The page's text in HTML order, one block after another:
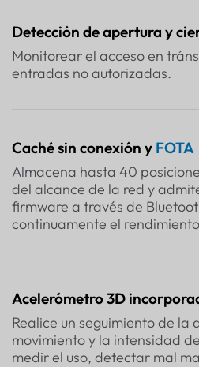
Detección de apertura y
Monitorear el acceso en
entradas no autorizadas.
Caché sin conexión y FOTA
Almacena hasta 40
del alcance de la red y
firmware a través de
continuamente el
Acelerómetro 3D
Realice un seguimiento de la
movimiento y la intensidad
medir el uso, detectar mal